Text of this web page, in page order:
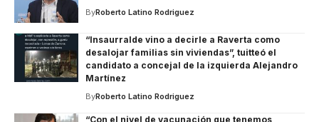
ByRoberto Latino Rodriguez
“Insaurralde vino a decirle a Raverta como
desalojar familias sin viviendas”, tuitteó el
candidato a concejal de la izquierda Alejandro
Martínez
ByRoberto Latino Rodriguez
“Con el nivel de vacunación que tenemos